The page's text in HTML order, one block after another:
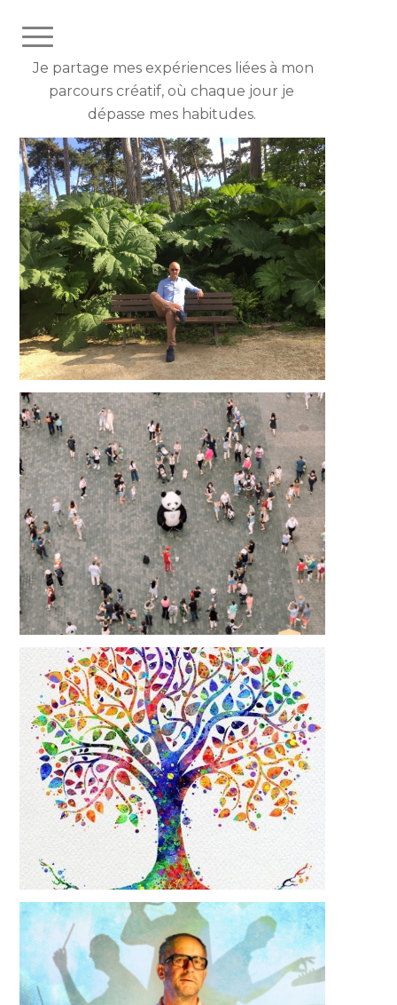
Je partage mes expériences liées à mon
parcours créatif, où chaque jour je
dépasse mes habitudes.